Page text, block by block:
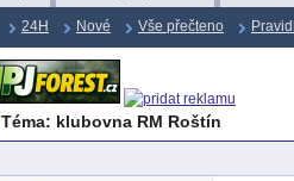
24H Nové Vše přečteno
Téma: klubovna RM Roštín